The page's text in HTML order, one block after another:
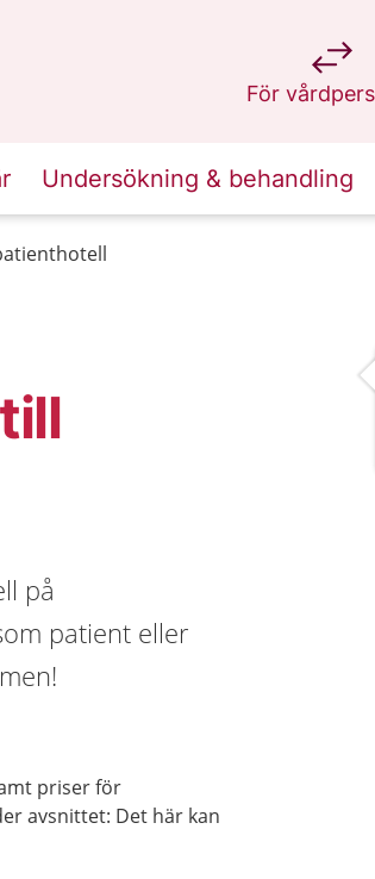
För
på 1177.se
Undersökning & behandling
på
patient eller
priser för
avsnittet: Det här kan